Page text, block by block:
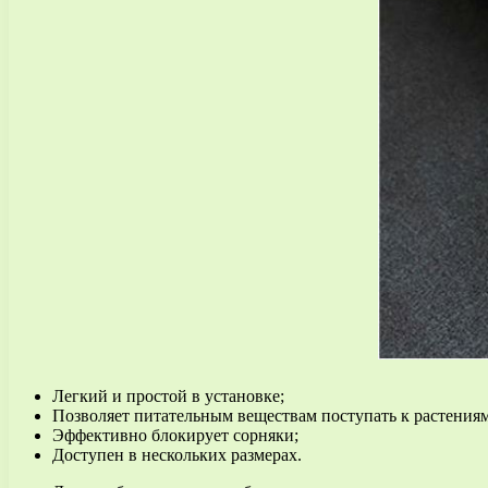
Легкий и простой в установке;
Позволяет питательным веществам поступать к
Эффективно блокирует сорняки;
Доступен в нескольких размерах.